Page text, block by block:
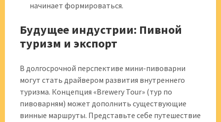
начинает формироваться.
Будущее индустрии: Пивной
туризм и экспорт
В долгосрочной перспективе мини-пивоварни
могут стать драйвером развития внутреннего
туризма. Концепция «Brewery Tour» (тур по
пивоварням) может дополнить существующие
винные маршруты. Представьте себе путешествие